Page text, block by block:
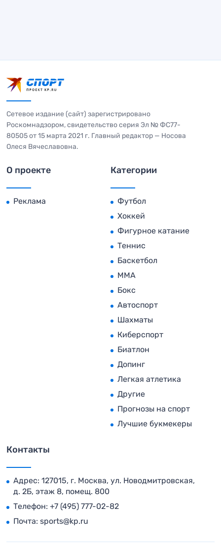
Сетевое издание (сайт) зарегистрировано
Роскомнадзором, свидетельство серия Эл № ФС77-
80505 от 15 марта 2021 г. Главный редактор — Носова
Олеся Вячеславовна.
О проекте
Реклама
Категории
Футбол
Хоккей
Фигурное катание
Теннис
Баскетбол
MMA
Бокс
Автоспорт
Шахматы
Киберспорт
Биатлон
Допинг
Легкая атлетика
Другие
Прогнозы на спорт
Лучшие букмекеры
Контакты
Адрес: 127015, г. Москва, ул. Новодмитровская,
д. 2Б, этаж 8, помещ. 800
Телефон: +7 (495) 777-02-82
Почта: sports@kp.ru